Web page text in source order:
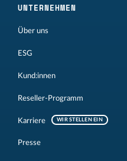
UNTERNEHMEN
Über uns
ESG
Kund:innen
Reseller-Programm
Karriere WIR STELLEN EIN
Presse